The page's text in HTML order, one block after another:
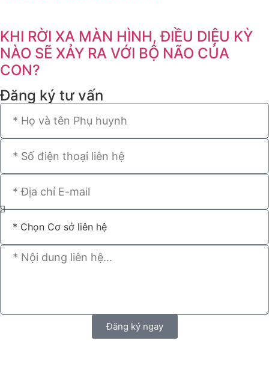
KHI RỜI XA MÀN HÌNH, ĐIỀU DIỆU KỲ
NÀO SẼ XẢY RA VỚI BỘ NÃO CỦA
CON?
Đăng ký tư vấn
Đăng ký ngay